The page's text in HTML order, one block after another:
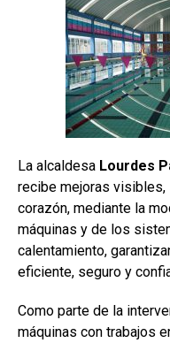
La alcaldesa Lourdes
recibe mejoras
corazón, mediante la
máquinas y de los
calentamiento,
eficiente, seguro y
Como parte de la
máquinas con trabajos